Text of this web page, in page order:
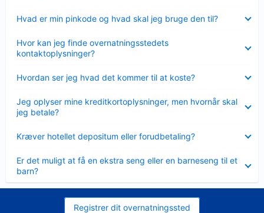
Hvad er min pinkode og hvad skal jeg bruge den til?
Hvor kan jeg finde overnatningsstedets
kontaktoplysninger?
Hvordan ser jeg hvad det kommer til at koste?
Jeg oplyser mine kreditkortoplysninger, men hvornår skal
jeg betale?
Kræver hotellet depositum eller forudbetaling?
Er det muligt at få en ekstra seng eller en barneseng til et
barn?
Registrer dit overnatningssted